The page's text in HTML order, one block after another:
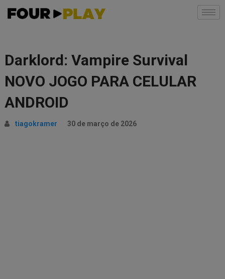
Darklord: Vampire Survival
NOVO JOGO PARA CELULAR
ANDROID
tiagokramer 30 de março de 2026